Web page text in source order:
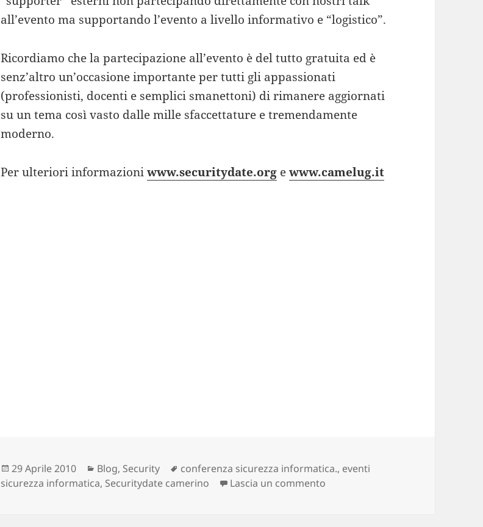
all’evento ma supportando l’evento a livello informativo e “logistico”.
Ricordiamo che la partecipazione all’evento è del tutto gratuita ed è
senz’altro un’occasione importante per tutti gli appassionati
(professionisti, docenti e semplici smanettoni) di rimanere aggiornati
su un tema così vasto dalle mille sfaccettature e tremendamente
moderno.
Per ulteriori informazioniwww.securitydate.org ewww.camelug.it
Scritto
il
29 Aprile 2010 Categorie
Blog, Security Tag
conferenza sicurezza informatica., eventi
sicurezza informatica, Securitydate camerino Lascia un commento